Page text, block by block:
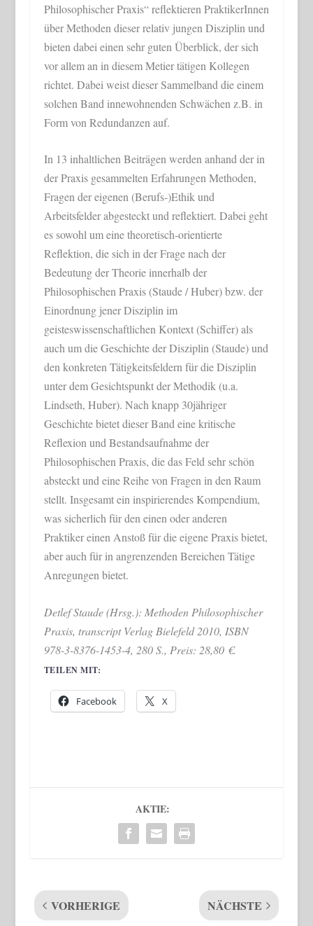
Philosophischer Praxis“ reflektieren PraktikerInnen
über Methoden dieser relativ jungen Disziplin und
bieten dabei einen sehr guten Überblick, der sich
vor allem an in diesem Metier tätigen Kollegen
richtet. Dabei weist dieser Sammelband die einem
solchen Band innewohnenden Schwächen z.B. in
Form von Redundanzen auf.
In 13 inhaltlichen Beiträgen werden anhand der in
der Praxis gesammelten Erfahrungen Methoden,
Fragen der eigenen (Berufs-)Ethik und
Arbeitsfelder abgesteckt und reflektiert. Dabei geht
es sowohl um eine theoretisch-orientierte
Reflektion, die sich in der Frage nach der
Bedeutung der Theorie innerhalb der
Philosophischen Praxis (Staude / Huber) bzw. der
Einordnung jener Disziplin im
geisteswissenschaftlichen Kontext (Schiffer) als
auch um die Geschichte der Disziplin (Staude) und
den konkreten Tätigkeitsfeldern für die Disziplin
unter dem Gesichtspunkt der Methodik (u.a.
Lindseth, Huber). Nach knapp 30jähriger
Geschichte bietet dieser Band eine kritische
Reflexion und Bestandsaufnahme der
Philosophischen Praxis, die das Feld sehr schön
absteckt und eine Reihe von Fragen in den Raum
stellt. Insgesamt ein inspirierendes Kompendium,
was sicherlich für den einen oder anderen
Praktiker einen Anstoß für die eigene Praxis bietet,
aber auch für in angrenzenden Bereichen Tätige
Anregungen bietet.
Detlef Staude (Hrsg.): Methoden Philosophischer
Praxis, transcript Verlag Bielefeld 2010, ISBN
978-3-8376-1453-4, 280 S., Preis: 28,80 €.
TEILEN MIT:
Facebook X
AKTIE:
VORHERIGE NÄCHSTE